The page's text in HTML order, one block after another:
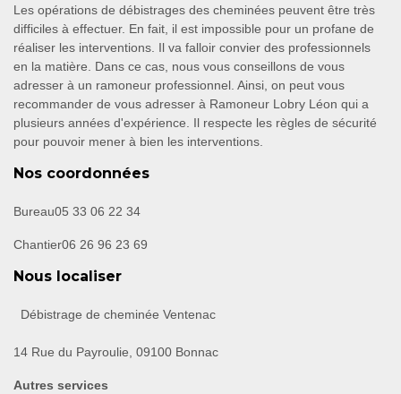
Les opérations de débistrages des cheminées peuvent être très
difficiles à effectuer. En fait, il est impossible pour un profane de
réaliser les interventions. Il va falloir convier des professionnels
en la matière. Dans ce cas, nous vous conseillons de vous
adresser à un ramoneur professionnel. Ainsi, on peut vous
recommander de vous adresser à Ramoneur Lobry Léon qui a
plusieurs années d'expérience. Il respecte les règles de sécurité
pour pouvoir mener à bien les interventions.
Nos coordonnées
Bureau05 33 06 22 34
Chantier06 26 96 23 69
Nous localiser
Débistrage de cheminée Ventenac
14 Rue du Payroulie, 09100 Bonnac
Autres services